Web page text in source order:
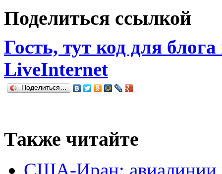
Поделиться ссылкой
Гость, тут код для
LiveInternet
Поделиться…
Также читайте
США-Иран: авиалинии